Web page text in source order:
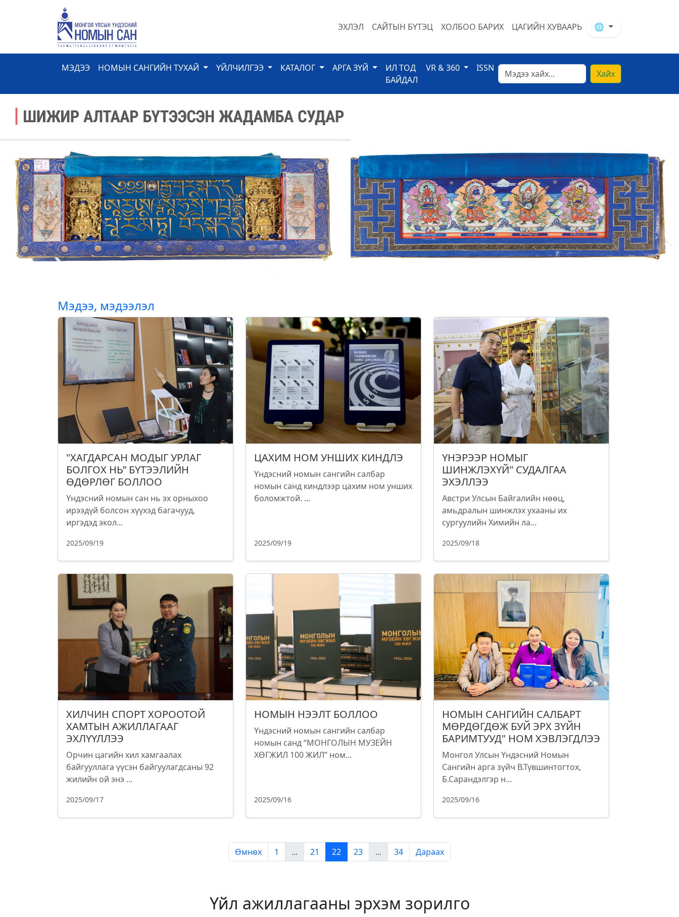
ЭХЛЭЛ САЙТЫН БҮТЭЦ ХОЛБОО БАРИХ ЦАГИЙН ХУВААРЬ 🌐
МЭДЭЭ НОМЫН САНГИЙН ТУХАЙ ҮЙЛЧИЛГЭЭ КАТАЛОГ АРГА ЗҮЙ
ИЛ ТОД
БАЙДАЛ
VR & 360 ISSN
Хайх
Previous Next
Мэдээ, мэдээлэл
"ХАГДАРСАН МОДЫГ УРЛАГ
БОЛГОХ НЬ” БҮТЭЭЛИЙН
ӨДӨРЛӨГ БОЛЛОО
Үндэсний номын сан нь эх орныхоо
ирээдүй болсон хүүхэд багачууд,
иргэдэд экол...
2025/09/19
ЦАХИМ НОМ УНШИХ КИНДЛЭ
Үндэсний номын сангийн салбар
номын санд киндлээр цахим ном унших
боломжтой. ...
2025/09/19
ҮНЭРЭЭР НОМЫГ
ШИНЖЛЭХҮЙ" СУДАЛГАА
ЭХЭЛЛЭЭ
Австри Улсын Байгалийн нөөц,
амьдралын шинжлэх ухааны их
сургуулийн Химийн ла...
2025/09/18
ХИЛЧИН СПОРТ ХОРООТОЙ
ХАМТЫН АЖИЛЛАГААГ
ЭХЛҮҮЛЛЭЭ
Орчин цагийн хил хамгаалах
байгууллага үүсэн байгуулагдсаны 92
жилийн ой энэ ...
2025/09/17
НОМЫН НЭЭЛТ БОЛЛОО
Үндэсний номын сангийн салбар
номын санд “МОНГОЛЫН МУЗЕЙН
ХӨГЖИЛ 100 ЖИЛ” ном...
2025/09/16
НОМЫН САНГИЙН САЛБАРТ
МӨРДӨГДӨЖ БУЙ ЭРХ ЗҮЙН
БАРИМТУУД" НОМ ХЭВЛЭГДЛЭЭ
Монгол Улсын Үндэсний Номын
Сангийн арга зүйч В.Түвшинтогтох,
Б.Сарандэлгэр н...
2025/09/16
Өмнөх 1 ... 21 22 23 ... 34 Дараах
Үйл ажиллагааны эрхэм зорилго